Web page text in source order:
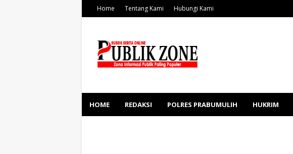
Home Tentang Kami Hubungi Kami
HOME REDAKSI POLRES PRABUMULIH HUKRIM